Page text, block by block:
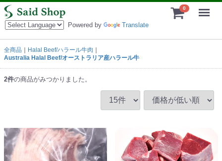
Powered by Translate
0
全商品
Halal Beef/ハラール牛肉
Australia Halal Beef/オーストラリア産ハラール牛
2件の商品がみつかりました。